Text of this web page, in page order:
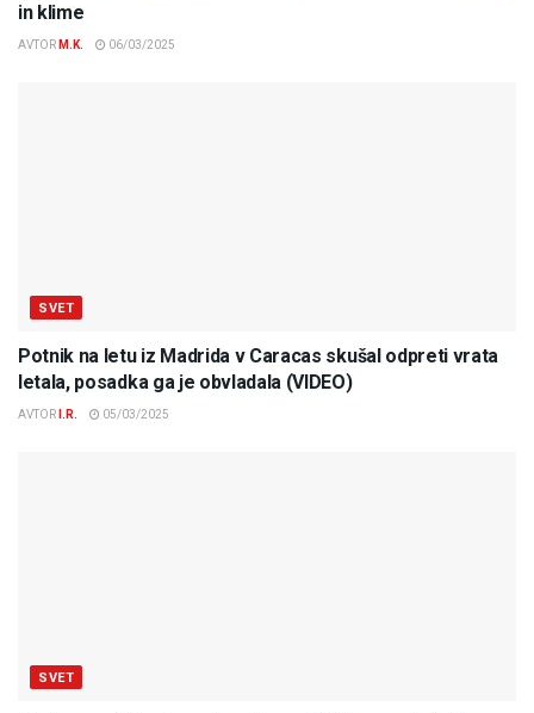
in klime
AVTOR M.K. 06/03/2025
SVET
Potnik na letu iz Madrida v Caracas skušal odpreti vrata
letala, posadka ga je obvladala (VIDEO)
AVTOR I.R. 05/03/2025
SVET